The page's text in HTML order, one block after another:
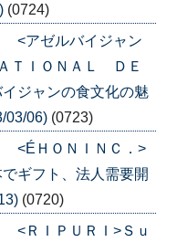
(0724)
<アゼルバイジャン
ＴＩＯＮＡＬ ＤＥ
ジャンの食文化の魅
03/06) (0723)
<ÉＨＯＮＩＮＣ．>
ギフト、法人需要開
(0720)
<ＲＩＰＵＲＩ>Ｓｕ